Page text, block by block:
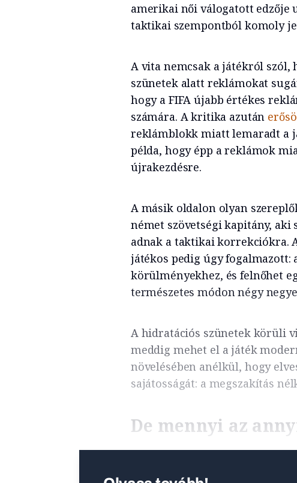
amerikai női válogatott edzője
taktikai szempontból komoly
A vita nemcsak a játékról szól,
szünetek alatt reklámokat
hogy a FIFA újabb értékes
számára. A kritika azután
reklámblokk miatt lemaradt a
példa, hogy épp a reklámok
újrakezdésre.
A másik oldalon olyan
német szövetségi kapitány, aki
adnak a taktikai korrekciókra.
játékos pedig úgy
körülményekhez, és felnőhet
természetes módon négy
A hidratációs szünetek körüli
meddig mehet el a játék
növelésében anélkül, hogy
sajátosságát: a megszakítás
De mennyi az